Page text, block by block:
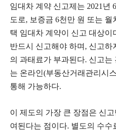
임대차 계약 신고제는 2021년
도로, 보증금 6천만 원 또는 월
택 임대차 계약이 신고 대상이
반드시 신고해야 하며, 신고하
의 과태료가 부과된다. 신고
는 온라인(부동산거래관리시
통해 가능하다.
이 제도의 가장 큰 장점은 신
여된다는 점이다. 별도의 수